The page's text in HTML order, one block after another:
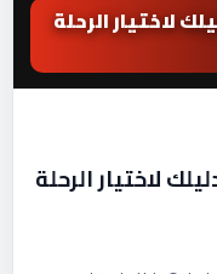
لاختيار الرحلة
لاختيار الرحلة